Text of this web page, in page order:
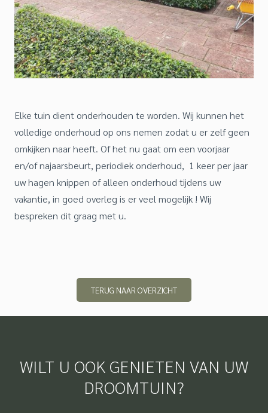
Elke tuin dient onderhouden te worden. Wij kunnen het
volledige onderhoud op ons nemen zodat u er zelf geen
omkijken naar heeft. Of het nu gaat om een voorjaar
en/of najaarsbeurt, periodiek onderhoud, 1 keer per jaar
uw hagen knippen of alleen onderhoud tijdens uw
vakantie, in goed overleg is er veel mogelijk ! Wij
bespreken dit graag met u.
TERUG NAAR OVERZICHT
WILT U OOK GENIETEN VAN UW
DROOMTUIN?